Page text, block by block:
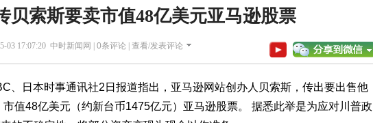
贝索斯要卖市值48亿美元亚马逊股票
03 17:07:20 中时新闻网 | 0条评论 | 查看/发表评论
、日本时事通讯社2日报道指出，亚马逊网站创办人贝索斯，传出要出售他
值48亿美元（约新台币1475亿元）亚马逊股票。 据悉此举是为应对川普政